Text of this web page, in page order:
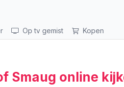
Op tv gemist Kopen
Smaug online